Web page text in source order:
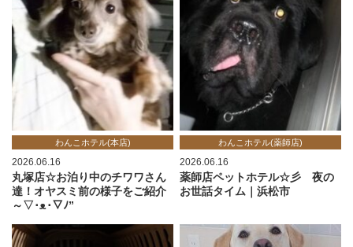
わんこホテル(本店)
2026.06.16
丸塚店☆お泊り中のチワワさん
達！オヤスミ前の様子をご紹介
～▽･ᴥ･▽ﾉ”
わんこホテル(薬師店)
2026.06.16
薬師店ペットホテル☆彡 夜の
お世話タイム｜浜松市